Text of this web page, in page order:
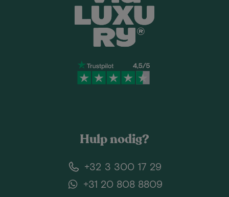
Hulp nodig?
+32 3 300 17 29
+31 20 808 8809